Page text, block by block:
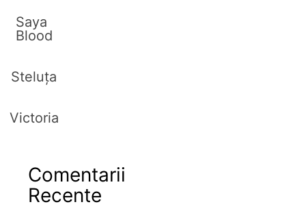
Saya
Blood
Steluța
Victoria
Comentarii
Recente